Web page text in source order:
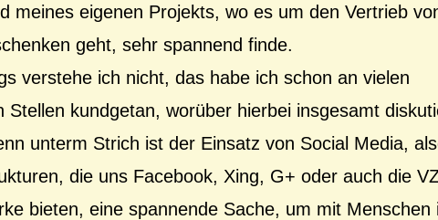
meines eigenen Projekts, wo es um den Vertrieb
geht, sehr spannend finde.
verstehe ich nicht, das habe ich schon an vielen
Stellen kundgetan, worüber hierbei insgesamt
unterm Strich ist der Einsatz von Social Media,
die uns Facebook, Xing, G+ oder auch die
bieten, eine spannende Sache, um mit Menschen